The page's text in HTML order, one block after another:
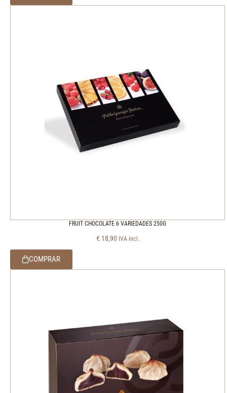
FRUIT CHOCOLATE 6 VARIEDADES 250G
€ 18,90 IVA incl.
COMPRAR